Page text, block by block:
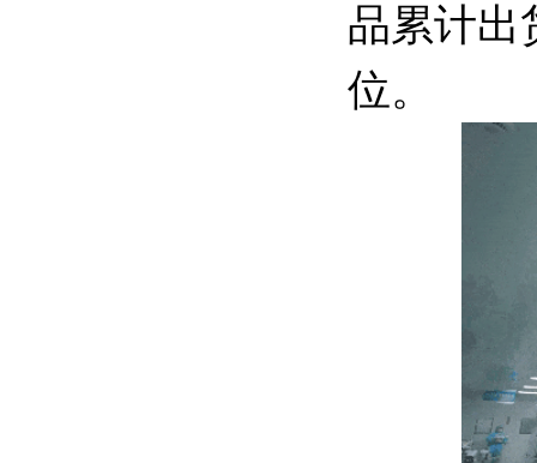
品累计出
位。